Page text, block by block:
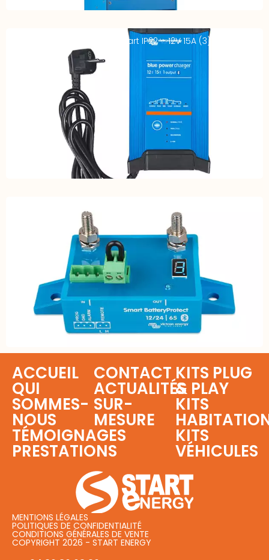
Chargeur VICTRON Blue Smart IP22 – 12V 15A (3)
Protecteur batterie tension basse 12-24V 65A – SMART
MENTIONS LÉGALES
POLITIQUES DE CONFIDENTIALITÉ
CONDITIONS GÉNÉRALES DE VENTE
COPYRIGHT 2026 - START ENERGY
ACCUEIL
QUI
SOMMES-
NOUS
TÉMOIGNAGES
PRESTATIONS
CONTACT
ACTUALITÉS
SUR-
MESURE
KITS PLUG
& PLAY
KITS
KITS
VÉHICULES